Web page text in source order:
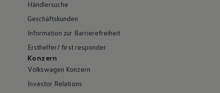
Händlersuche
Geschäftskunden
Information zur Barrierefreiheit
Ersthelfer/ first responder
Konzern
Volkswagen Konzern
Investor Relations